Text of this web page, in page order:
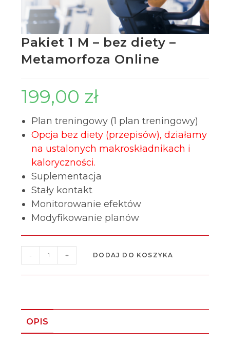
Pakiet 1 M – bez diety –
Metamorfoza Online
199,00 zł
Plan treningowy (1 plan treningowy)
Opcja bez diety (przepisów), działamy
na ustalonych makroskładnikach i
kaloryczności.
Suplementacja
Stały kontakt
Monitorowanie efektów
Modyfikowanie planów
- + DODAJ DO KOSZYKA
OPIS